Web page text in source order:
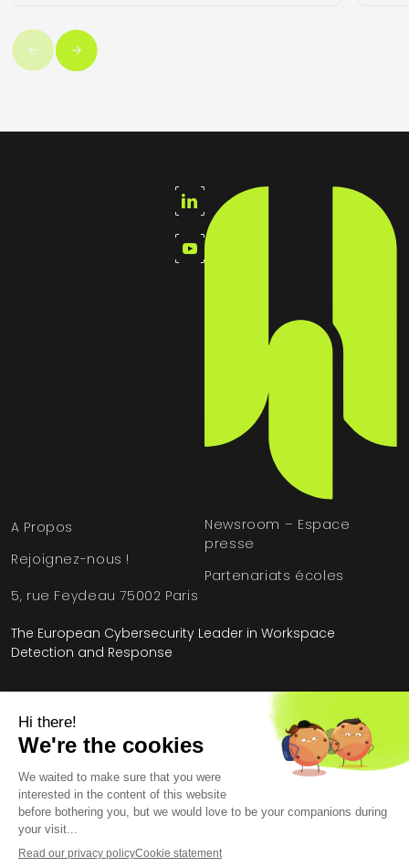
A Propos
Rejoignez-nous !
Newsroom – Espace
presse
Partenariats écoles
5, rue Feydeau 75002 Paris
The European Cybersecurity Leader in Workspace
Detection and Response
EDR : Endpoint Detection and Response
EDR avec détection de Ransomware - Ransomguard
Mentions légales
Conditions générales
Contrat de licence utilisateur final